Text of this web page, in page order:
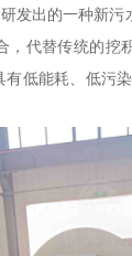
发出的一种新
，代替传统的挖
低能耗、低污